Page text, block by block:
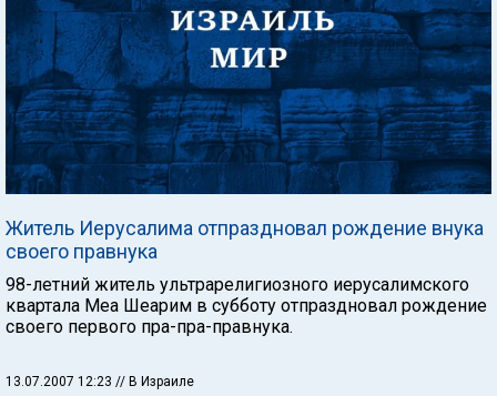
Житель Иерусалима отпраздновал рождение внука
своего правнука
98-летний житель ультрарелигиозного иерусалимского
квартала Меа Шеарим в субботу отпраздновал рождение
своего первого пра-пра-правнука.
13.07.2007 12:23 // В Израиле